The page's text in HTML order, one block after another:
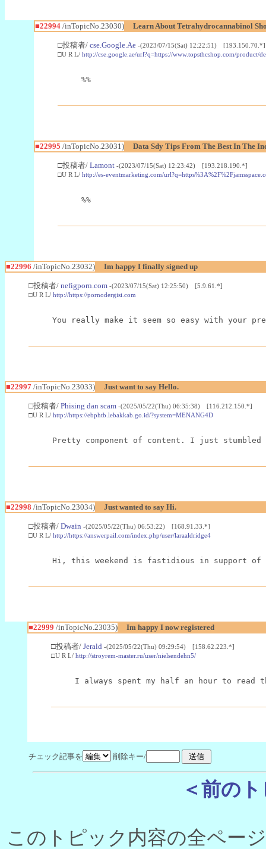
■22994/inTopicNo.23030) Learn About Tetrahydrocannabinol
□投稿者/ cse.Google.Ae -(2023/07/15(Sat) 12:22:51) [193.150.70.*]
□U R L/ http://cse.google.ae/url?q=https://www.topsthcshop.com/
%%
■22995 /inTopicNo.23031) Data Sdy Tips From The Best In The
□投稿者/ Lamont -(2023/07/15(Sat) 12:23:42) [193.218.190.*]
□U R L/ http://es-eventmarketing.com/
%%
■22996 /inTopicNo.23032) Im happy I finally signed up
□投稿者/ nefigporn.com -(2023/07/15(Sat) 12:25:50) [5.9.61.*]
□U R L/ http://https://pornodergisi.com
You really make it seem so easy with your
■22997 /inTopicNo.23033) Just want to say Hello.
□投稿者/ Phising dan scam -(2025/05/22(Thu) 06:35:38) [116.212.150.*]
□U R L/ http://https://ebphtb.lebakkab.go.id/?system=MENANG4D
Pretty component of content. I just
■22998 /inTopicNo.23034) Just wanted to say Hi.
□投稿者/ Dwain -(2025/05/22(Thu) 06:53:22) [168.91.33.*]
□U R L/ http://https://answerpail.com/index.php/user/laraaldridge4
Hi, this weekend is fastidious in support of
■22999 /inTopicNo.23035) Im happy I now registered
□投稿者/ Jerald -(2025/05/22(Thu) 09:29:54) [158.62.223.*]
□U R L/ http://stroyrem-master.ru/user/nielsendehn5/
I always spent my half an hour to
チェック記事を 削除キー/
＜前の
このトピック内容の全ペー